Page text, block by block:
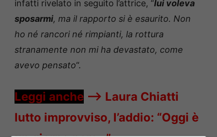
infatti rivelato in seguito l’attrice, “lui voleva
sposarmi, ma il rapporto si è esaurito. Non
ho né rancori né rimpianti, la rottura
stranamente non mi ha devastato, come
avevo pensato“.
Leggi anche —-> Laura Chiatti
lutto improvviso, l’addio: “Oggi è